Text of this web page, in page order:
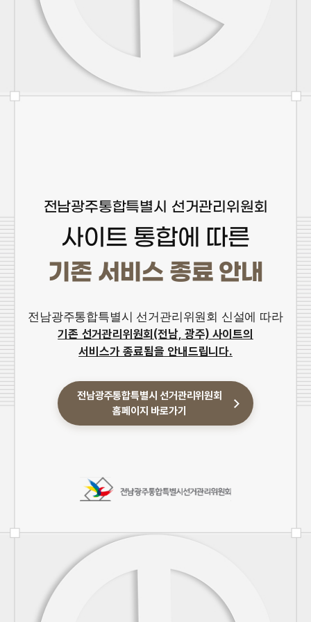
전남광주통합특별시 선거관리위원회
사이트 통합에 따른
기존 서비스 종료 안내
전남광주통합특별시 선거관리위원회 신설에 따라
기존 선거관리위원회(전남, 광주) 사이트의
서비스가 종료됨을 안내드립니다.
전남광주통합특별시 선거관리위원회
홈페이지 바로가기